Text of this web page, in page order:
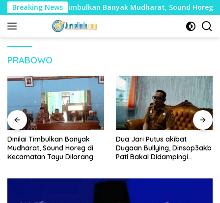
Langsung
ke
konten
Breaking News
Dinilai Timbulkan Banyak Mudharat, Sound Horeg di
PRABOWO
Dinilai Timbulkan Banyak
Mudharat, Sound Horeg di
Kecamatan Tayu Dilarang
Dua Jari Putus akibat
Dugaan Bullying, Dinsop3akb
Pati Bakal Didampingi